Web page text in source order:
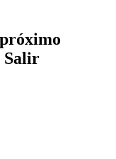
Salir